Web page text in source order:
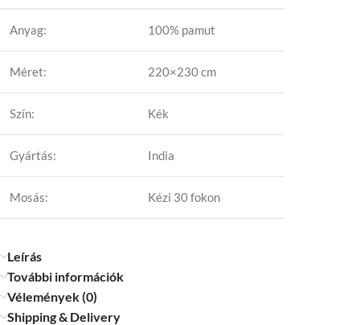
Anyag: 100% pamut
Méret: 220×230 cm
Szín: Kék
Gyártás: India
Mosás: Kézi 30 fokon
Leírás
További információk
Vélemények (0)
Shipping & Delivery